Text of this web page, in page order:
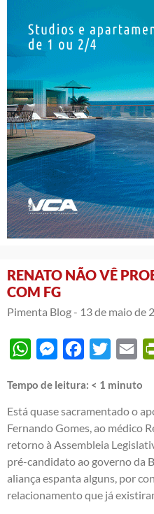
RENATO NÃO VÊ
COM FG
Pimenta Blog - 13 de maio de
WhatsAppMessengerFacebook
Twitter
Tempo de leitura: < 1 minuto
Está quase sacramentado o
Fernando Gomes, ao médico
retorno à Assembleia
pré-candidato ao governo da
aliança espanta alguns, por
relacionamento que já